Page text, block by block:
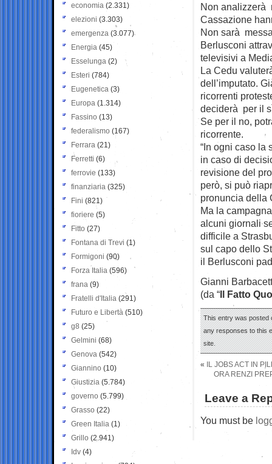
Non analizzerà
Cassazione
Non sarà
Berlusconi
televisivi a
La Cedu
dell’imputato.
ricorrenti
deciderà per il
Se per il no,
ricorrente.
“In ogni caso la
in caso di
revisione del
però, si può
pronuncia della
Ma la
alcuni giornali
difficile a
sul capo dello
il Berlusconi
Gianni
(da “Il Fatto
This entry was posted
any responses to this
site.
«
IL JOBS ACT IN
ORA RENZI
Leave a
You must be
economia (2.331)
elezioni (3.303)
emergenza (3.077)
Energia (45)
Esselunga (2)
Esteri (784)
Eugenetica (3)
Europa (1.314)
Fassino (13)
federalismo (167)
Ferrara (21)
Ferretti (6)
ferrovie (133)
finanziaria (325)
Fini (821)
fioriere (5)
Fitto (27)
Fontana di Trevi (1)
Formigoni (90)
Forza Italia (596)
frana (9)
Fratelli d'Italia (291)
Futuro e Libertà (510)
g8 (25)
Gelmini (68)
Genova (542)
Giannino (10)
Giustizia (5.784)
governo (5.799)
Grasso (22)
Green Italia (1)
Grillo (2.941)
Idv (4)